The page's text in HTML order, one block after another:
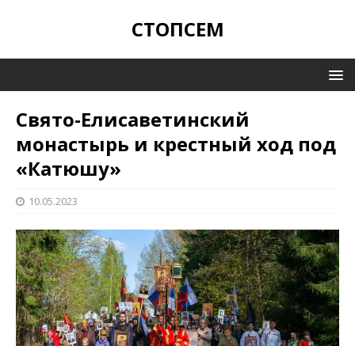
СТОПСЕМ
Свято-Елисаветинский
монастырь и крестный ход под
«Катюшу»
10.05.2023